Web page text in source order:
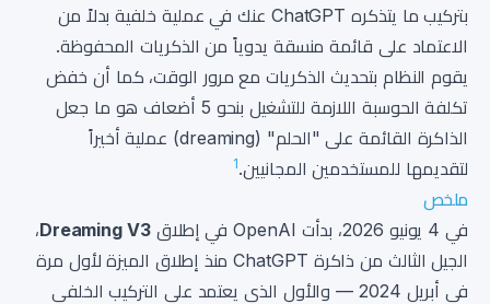
بتركيب ما يتذكره ChatGPT عنك في عملية خلفية بدلاً من
الاعتماد على قائمة منسقة يدوياً من الذكريات المحفوظة.
يقوم النظام بتحديث الذكريات مع مرور الوقت، كما أن خفض
تكلفة الحوسبة اللازمة للتشغيل بنحو 5 أضعاف هو ما جعل
الذاكرة القائمة على "الحلم" (dreaming) عملية أخيراً
لتقديمها للمستخدمين المجانيين.1
ملخص
في 4 يونيو 2026، بدأت OpenAI في إطلاق
Dreaming V3،
الجيل الثالث من ذاكرة ChatGPT منذ إطلاق الميزة لأول مرة
في أبريل 2024 — والأول الذي يعتمد على التركيب الخلفي